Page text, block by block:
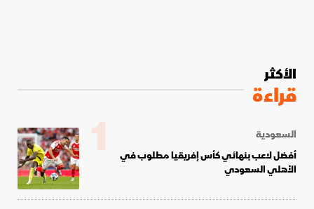
الأكثر
قراءة
السعودية
أفضل لاعب بنهائي كأس إفريقيا مطلوب في
الأهلي السعودي
1